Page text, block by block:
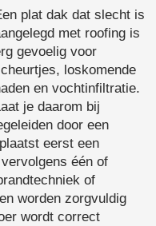
plat dak dat slecht is
met roofing is
gevoelig voor
loskomende
en vochtinfiltratie.
je daarom bij
door een
eerst een
één of
of
worden zorgvuldig
wordt correct